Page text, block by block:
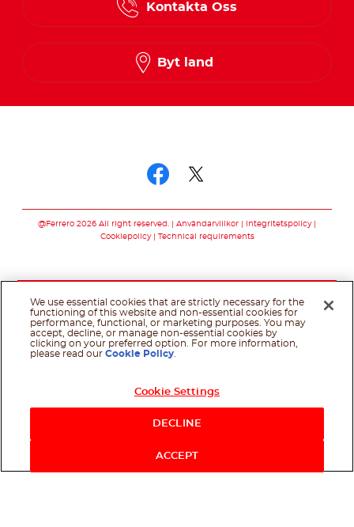
Norwegian
Kontakta Oss
Byt land
@Ferrero 2026 All right reserved. Användarvillkor
Integritetspolicy
Cookiepolicy
Technical requirements
We use essential cookies that are strictly necessary for the
functioning of this website and non-essential cookies for
performance, functional, or marketing purposes. You may
accept, decline, or manage non-essential cookies by
clicking on your preferred option. For more information,
please read ourCookie Policy
Cookie Settings
DECLINE
ACCEPT